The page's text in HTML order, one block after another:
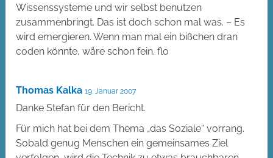
Wissenssysteme und wir selbst benutzen
zusammenbringt. Das ist doch schon mal was. – Es
wird emergieren. Wenn man mal ein bißchen dran
coden könnte, wäre schon fein. flo
Thomas Kalka 19. Januar 2007
Danke Stefan für den Bericht.
Für mich hat bei dem Thema „das Soziale“ vorrang.
Sobald genug Menschen ein gemeinsames Ziel